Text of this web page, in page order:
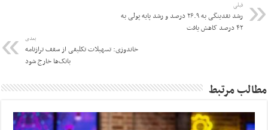
قبلی
رشد نقدینگی به ۲۶.۹ درصد و رشد پایه پولی به
۴۲ درصد کاهش یافت
بعدی
خاندوزی: تسهیلات تکلیفی از سقف ترازنامه
بانک‌ها خارج شود
مطالب مرتبط